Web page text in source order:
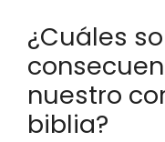
¿Cuáles
nuestro
biblia?